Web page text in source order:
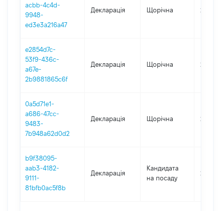
acbb-4c4d-
9948-
ed3e3a216a47
Декларація Щорічна 2023
e2854d7c-
53f9-436c-
a67e-
2b9881865c6f
Декларація Щорічна 2021
0a5d71e1-
a686-47cc-
9483-
7b948a62d0d2
Декларація Щорічна 2020
b9f38095-
aab3-4182-
9111-
81bfb0ac5f8b
Декларація
Кандидата
на посаду
2019